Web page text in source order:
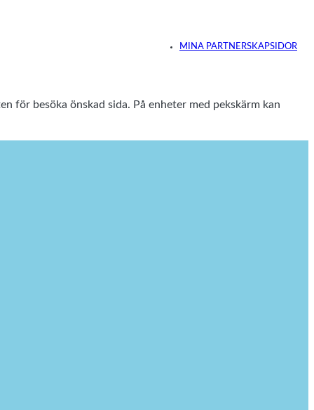
MINA PARTNERSKAPSIDOR
för besöka önskad sida. På enheter med pekskärm kan